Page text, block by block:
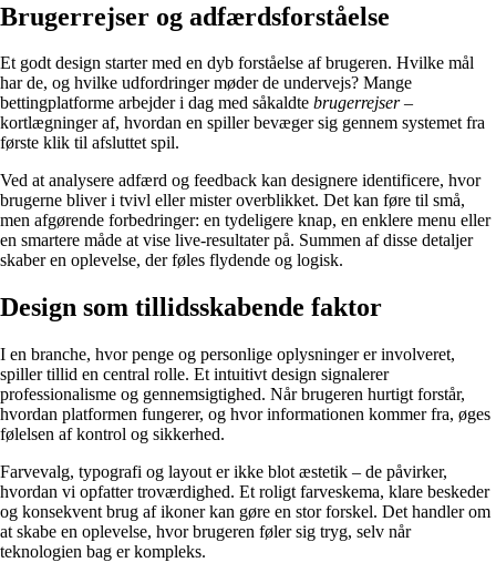
Brugerrejser og adfærdsforståelse
Et godt design starter med en dyb forståelse af brugeren. Hvilke mål
har de, og hvilke udfordringer møder de undervejs? Mange
bettingplatforme arbejder i dag med såkaldte brugerrejser–
kortlægninger af, hvordan en spiller bevæger sig gennem systemet fra
første klik til afsluttet spil.
Ved at analysere adfærd og feedback kan designere identificere, hvor
brugerne bliver i tvivl eller mister overblikket. Det kan føre til små,
men afgørende forbedringer: en tydeligere knap, en enklere menu eller
en smartere måde at vise live-resultater på. Summen af disse detaljer
skaber en oplevelse, der føles flydende og logisk.
Design som tillidsskabende faktor
I en branche, hvor penge og personlige oplysninger er involveret,
spiller tillid en central rolle. Et intuitivt design signalerer
professionalisme og gennemsigtighed. Når brugeren hurtigt forstår,
hvordan platformen fungerer, og hvor informationen kommer fra, øges
følelsen af kontrol og sikkerhed.
Farvevalg, typografi og layout er ikke blot æstetik – de påvirker,
hvordan vi opfatter troværdighed. Et roligt farveskema, klare beskeder
og konsekvent brug af ikoner kan gøre en stor forskel. Det handler om
at skabe en oplevelse, hvor brugeren føler sig tryg, selv når
teknologien bag er kompleks.